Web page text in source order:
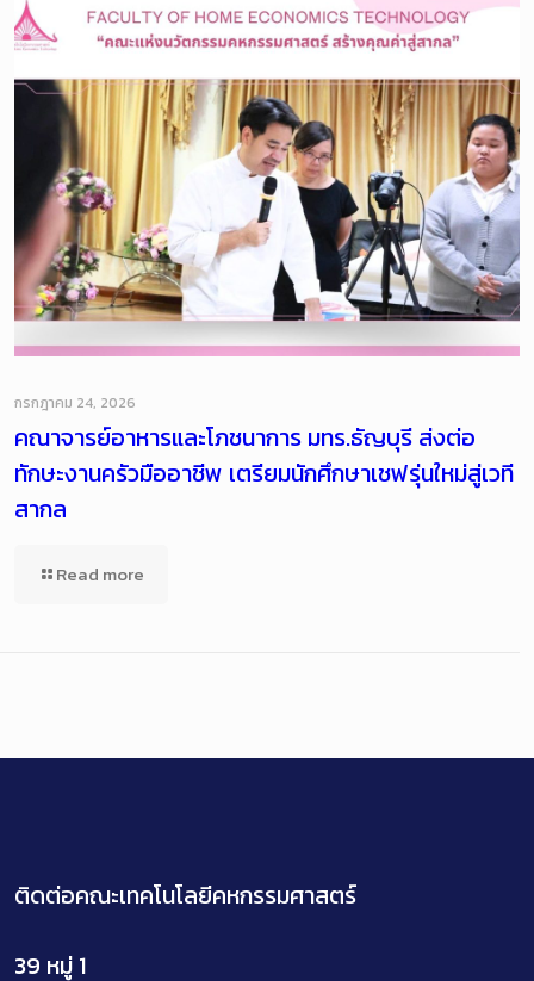
กรกฎาคม 24, 2026
คณาจารย์อาหารและโภชนาการ มทร.ธัญบุรี ส่งต่อ
ทักษะงานครัวมืออาชีพ เตรียมนักศึกษาเชฟรุ่นใหม่สู่เวที
สากล
Read more
ติดต่อคณะเทคโนโลยีคหกรรมศาสตร์
39 หมู่ 1